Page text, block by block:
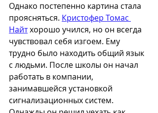
Однако постепенно картина стала
проясняться. Кристофер Томас
Найт хорошо учился, но он всегда
чувствовал себя изгоем. Ему
трудно было находить общий язык
с людьми. После школы он начал
работать в компании,
занимавшейся установкой
сигнализационных систем.